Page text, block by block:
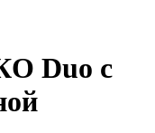
Duo с